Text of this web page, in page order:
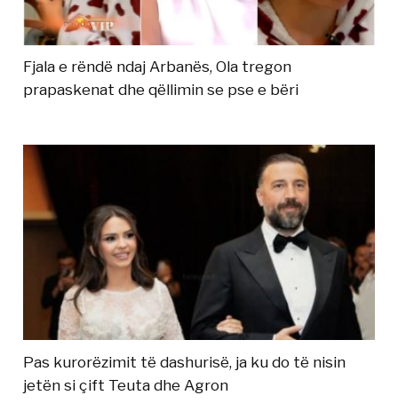
Fjala e rëndë ndaj Arbanës, Ola tregon
prapaskenat dhe qëllimin se pse e bëri
Pas kurorëzimit të dashurisë, ja ku do të nisin
jetën si çift Teuta dhe Agron